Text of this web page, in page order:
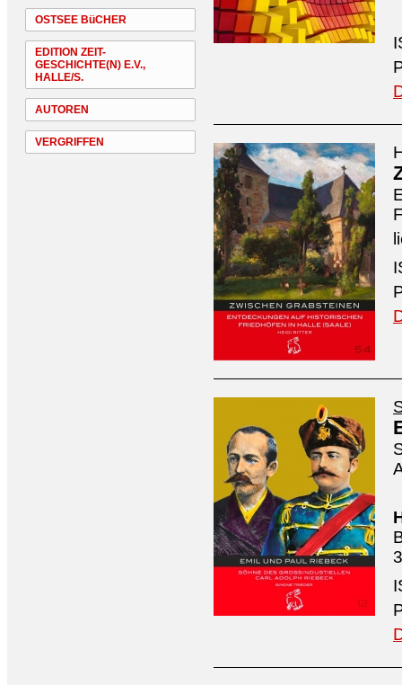
OSTSEE BüCHER
EDITION ZEIT-
GESCHICHTE(N) E.V.,
HALLE/S.
AUTOREN
VERGRIFFEN